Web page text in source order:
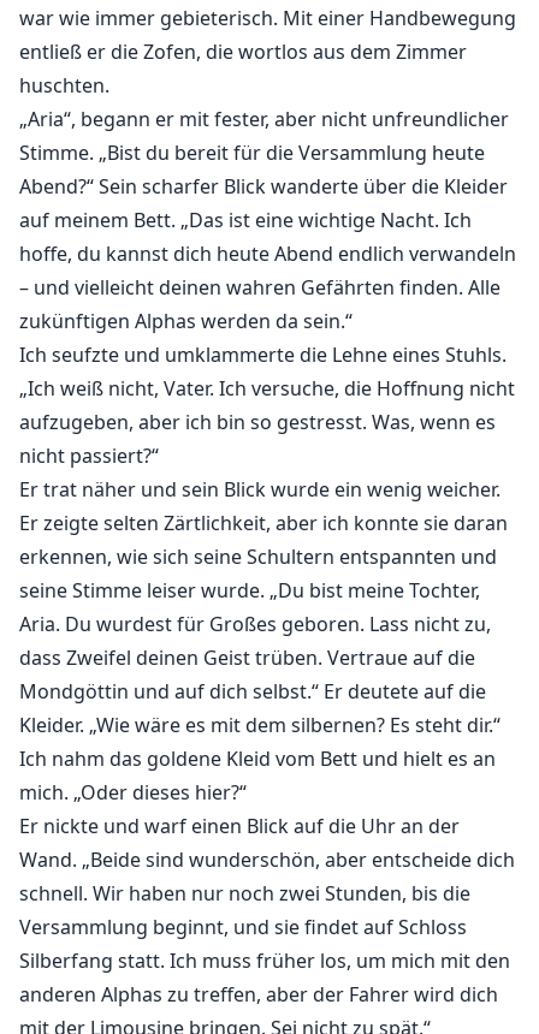
war wie immer gebieterisch. Mit einer Handbewegung
entließ er die Zofen, die wortlos aus dem Zimmer
huschten.
„Aria“, begann er mit fester, aber nicht unfreundlicher
Stimme. „Bist du bereit für die Versammlung heute
Abend?“ Sein scharfer Blick wanderte über die Kleider
auf meinem Bett. „Das ist eine wichtige Nacht. Ich
hoffe, du kannst dich heute Abend endlich verwandeln
– und vielleicht deinen wahren Gefährten finden. Alle
zukünftigen Alphas werden da sein.“
Ich seufzte und umklammerte die Lehne eines Stuhls.
„Ich weiß nicht, Vater. Ich versuche, die Hoffnung nicht
aufzugeben, aber ich bin so gestresst. Was, wenn es
nicht passiert?“
Er trat näher und sein Blick wurde ein wenig weicher.
Er zeigte selten Zärtlichkeit, aber ich konnte sie daran
erkennen, wie sich seine Schultern entspannten und
seine Stimme leiser wurde. „Du bist meine Tochter,
Aria. Du wurdest für Großes geboren. Lass nicht zu,
dass Zweifel deinen Geist trüben. Vertraue auf die
Mondgöttin und auf dich selbst.“ Er deutete auf die
Kleider. „Wie wäre es mit dem silbernen? Es steht dir.“
Ich nahm das goldene Kleid vom Bett und hielt es an
mich. „Oder dieses hier?“
Er nickte und warf einen Blick auf die Uhr an der
Wand. „Beide sind wunderschön, aber entscheide dich
schnell. Wir haben nur noch zwei Stunden, bis die
Versammlung beginnt, und sie findet auf Schloss
Silberfang statt. Ich muss früher los, um mich mit den
anderen Alphas zu treffen, aber der Fahrer wird dich
mit der Limousine bringen. Sei nicht zu spät.“